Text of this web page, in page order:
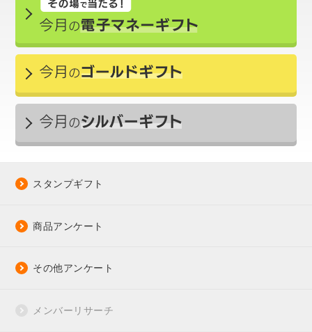
スタンプギフト
商品アンケート
その他アンケート
メンバーリサーチ